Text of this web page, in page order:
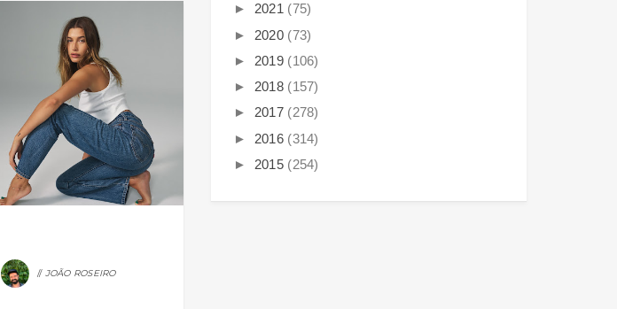
JOÃO ROSEIRO
► 2021 (75)
► 2020 (73)
► 2019 (106)
► 2018 (157)
► 2017 (278)
► 2016 (314)
► 2015 (254)